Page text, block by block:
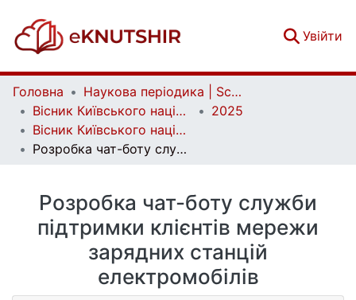
Увійти
Головна
Наукова періодика | Scientific periodicals
Вісник Київського національного університету імені Тараса Шевченка. Фізико-математичні науки | Bulletin of Taras Shevchenko National University of Kyiv. Series: Physics and Mathematics
2025
Вісник Київського національного університету імені Тараса Шевченка. Фізико-математичні науки. Том 80 № 1
Розробка чат-боту служби підтримки клієнтів мережи зарядних станцій електромобілів
Розробка чат-боту служби
підтримки клієнтів мережи
зарядних станцій
електромобілів